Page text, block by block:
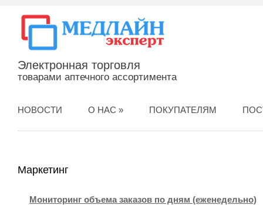
Электронная торговля
товарами аптечного ассортимента
НОВОСТИ О НАС » ПОКУПАТЕЛЯМ
Маркетинг
Мониторинг объема заказов по дням (еженедельно)